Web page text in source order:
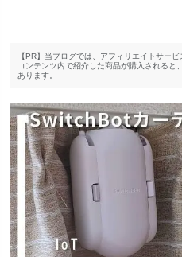
【PR】当ブログでは、アフィリエイトサー
コンテンツ内で紹介した商品が購入されると
あります。